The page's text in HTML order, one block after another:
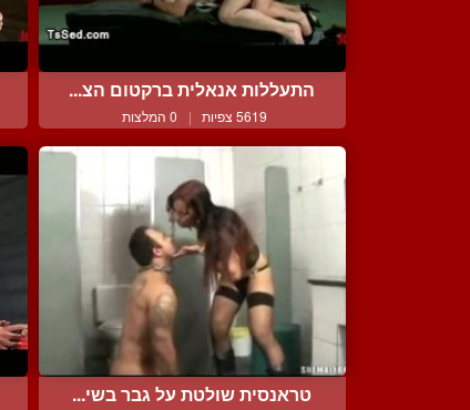
התעללות אנאלית ברקטום הצ...
5619 צפיות | 0 המלצות
טראנסית שולטת על גבר בשי...